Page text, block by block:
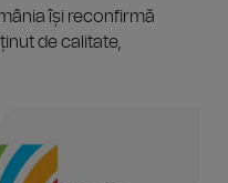
își reconfirmă
de calitate,